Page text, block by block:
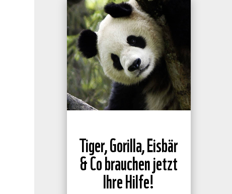
Tiger, Gorilla, Eisbär
& Co brauchen jetzt
Ihre Hilfe!